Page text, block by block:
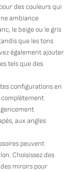
des couleurs qui
ambiance
le beige ou le gris
que les tons
également ajouter
tels que des
configurations en
complètement
aux angles
peuvent
Choisissez des
miroirs pour